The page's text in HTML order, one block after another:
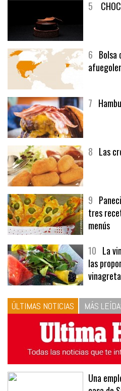
5
6 Bolsa
7
8 Las
9
tres
menús
10 La
las
vinagreta
ÚLTIMAS NOTICIAS MÁS
Una